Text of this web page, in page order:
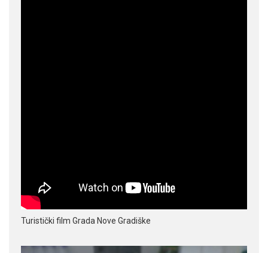
Turistički film Grada Nove Gradiške